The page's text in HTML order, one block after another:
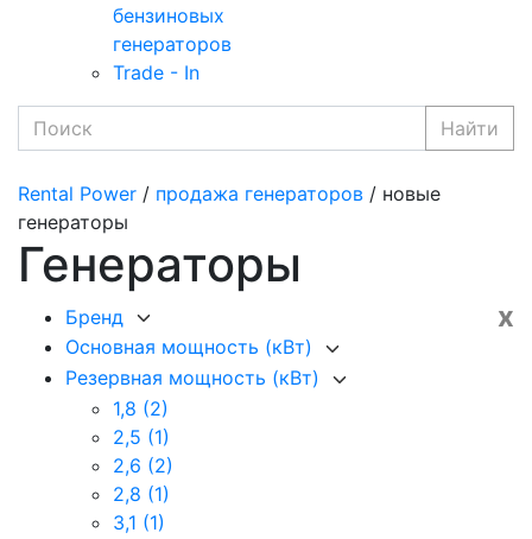
бензиновых
генераторов
Trade - In
Найти
Rental Power / продажа генераторов / новые
генераторы
Генераторы
x
Бренд
Основная мощность (кВт)
Резервная мощность (кВт)
1,8 (2)
2,5 (1)
2,6 (2)
2,8 (1)
3,1 (1)